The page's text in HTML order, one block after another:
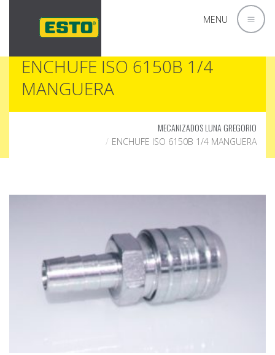
MENU
ENCHUFE ISO 6150B 1/4
MANGUERA
MECANIZADOS LUNA GREGORIO
ENCHUFE ISO 6150B 1/4 MANGUERA